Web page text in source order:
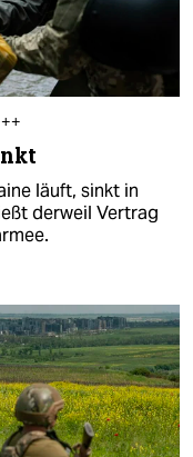
läuft, sinkt in
derweil Vertrag